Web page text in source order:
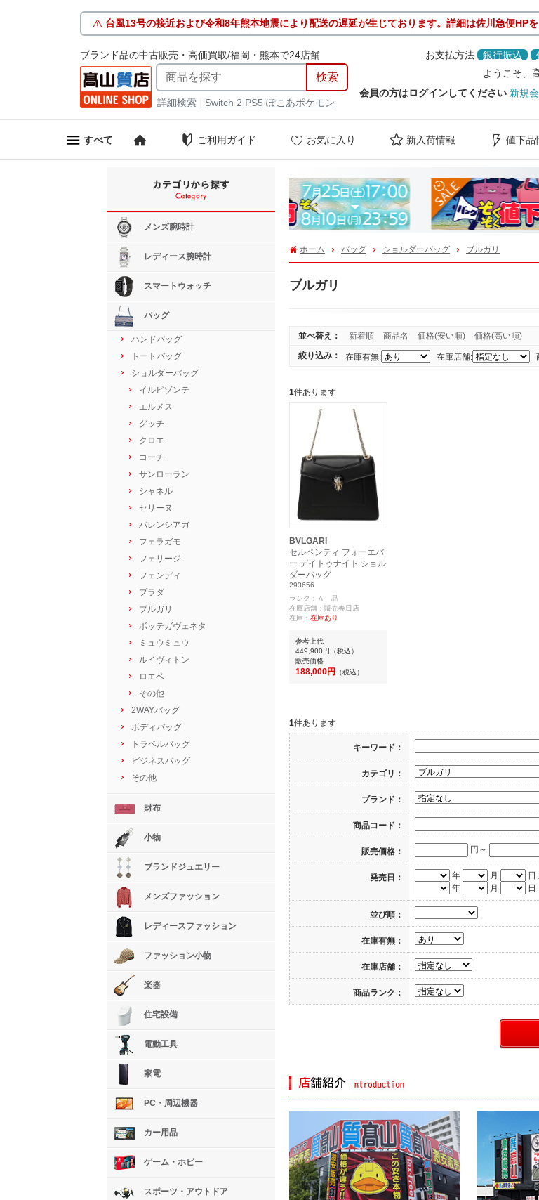
台風13号の接近および令和8年熊本地震により配送の遅延が生じております。詳細は佐川急便HPを
ブランド品の中古販売・高価買取/福岡・熊本で24店舗 お支払方法 銀行振込
詳細検索 Switch 2 PS5 ぽこあポケモン
ようこそ、
会員の方はログインしてください 新規
すべて ご利用ガイド お気に入り 新入荷情報 値下品
Previous
ホーム バッグ ショルダーバッグ ブルガリ
ブルガリ
並べ替え： 新着順 商品名 価格(安い順)
価格(高い順)
絞り込み：
在庫有無: 在庫店舗:
1件あります
BVLGARI
セルペンティ フォーエバ
ー デイトゥナイト ショル
ダーバッグ
293656
ランク：Ａ 品
在庫店舗：販売春日店
在庫： 在庫あり
参考上代
449,900円 （税込）
販売価格
188,000円 （税込）
1件あります
キーワード：
カテゴリ：
ブランド：
商品コード：
販売価格： 円～
発売日： 年 月
日
年
月 日
並び順：
在庫有無：
在庫店舗：
商品ランク：
メンズ腕時計
レディース腕時計
スマートウォッチ
バッグ
ハンドバッグ
トートバッグ
ショルダーバッグ
イルビゾンテ
エルメス
グッチ
クロエ
コーチ
サンローラン
シャネル
セリーヌ
バレンシアガ
フェラガモ
フェリージ
フェンディ
プラダ
ブルガリ
ボッテガヴェネタ
ミュウミュウ
ルイヴィトン
ロエベ
その他
2WAYバッグ
ボディバッグ
トラベルバッグ
ビジネスバッグ
その他
財布
小物
ブランドジュエリー
メンズファッション
レディースファッション
ファッション小物
楽器
住宅設備
電動工具
家電
PC・周辺機器
カー用品
ゲーム・ホビー
スポーツ・アウトドア